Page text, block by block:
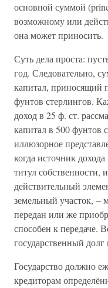
основной суммой
возможному или
она может приносить.
Суть дела проста:
год. Следовательно,
капитал, приносящий
фунтов стерлингов.
доход в 25 ф. ст.
капитал в 500 фунтов
иллюзорное
когда источник
титул собственности,
действительный
земельный участок, –
передан или же
способен к передаче.
государственный
Государство должно
кредиторам